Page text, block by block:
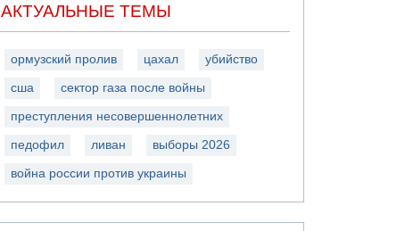
АКТУАЛЬНЫЕ ТЕМЫ
ормузский пролив цахал убийство
сша сектор газа после войны
преступления несовершеннолетних
педофил ливан выборы 2026
война россии против украины